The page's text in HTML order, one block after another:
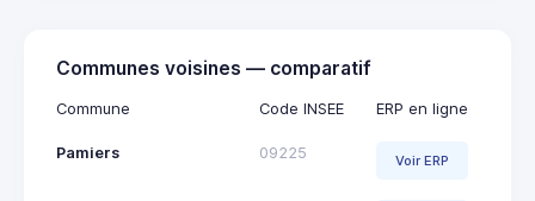
Communes voisines — comparatif
Commune Code INSEE ERP en ligne
Pamiers 09225 Voir ERP